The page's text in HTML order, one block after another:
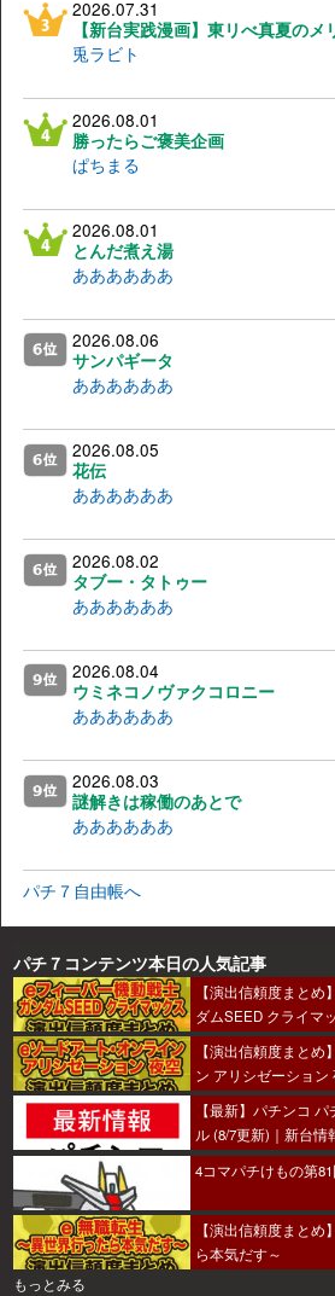
2026.07.31
【新台実践漫画】東リべ真夏のメ
兎ラビト
2026.08.01
勝ったらご褒美企画
ぱちまる
2026.08.01
とんだ煮え湯
ああああああ
2026.08.06
サンパギータ
ああああああ
2026.08.05
花伝
ああああああ
2026.08.02
タブー・タトゥー
ああああああ
2026.08.04
ウミネコノヴァクコロニー
ああああああ
2026.08.03
謎解きは稼働のあとで
ああああああ
パチ７自由帳へ
パチ７コンテンツ本日の人気記事
【演出信頼度まと
ダムSEED クライマ
【演出信頼度まとめ
ン アリシゼーション
【最新】パチンコ
ル (8/7更新)｜新台情
4コマパチけもの第
【演出信頼度まと
ら本気だす～
もっとみる